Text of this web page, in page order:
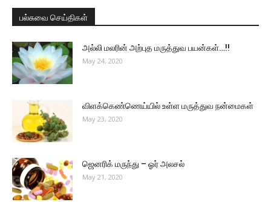
பல்சுவை செய்திகள்
அல்லி மலரின் அற்புத மருத்துவ பயன்கள்…!!
May 24, 2020
விளக்கெண்ணெய்யில் உள்ள மருத்துவ நன்மைகள்
May 23, 2020
ஜெனரிக் மருந்து – ஓர் அலசல்
May 21, 2020